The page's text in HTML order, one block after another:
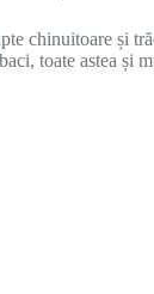
chinuitoare și
toate astea și